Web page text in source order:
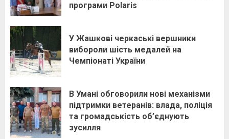
програми Polaris
У Жашкові черкаські вершники
вибороли шість медалей на
Чемпіонаті України
В Умані обговорили нові механізми
підтримки ветеранів: влада, поліція
та громадськість об’єднують
зусилля